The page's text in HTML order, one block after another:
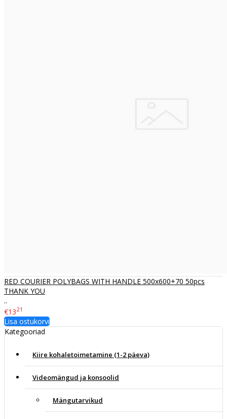
RED COURIER POLYBAGS WITH HANDLE 500x600+70 50pcs
THANK YOU
..
€1321
Lisa ostukorvi
Kategooriad
Kiire kohaletoimetamine (1-2 päeva)
Videomängud ja konsoolid
Mängutarvikud